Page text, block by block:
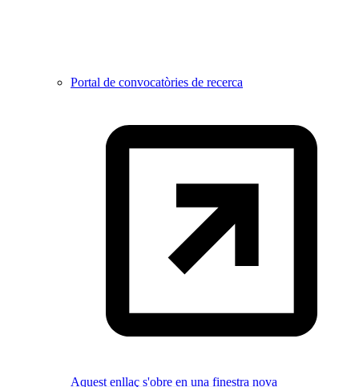
Portal de convocatòries de recerca
Aquest enllaç s'obre en una finestra nova